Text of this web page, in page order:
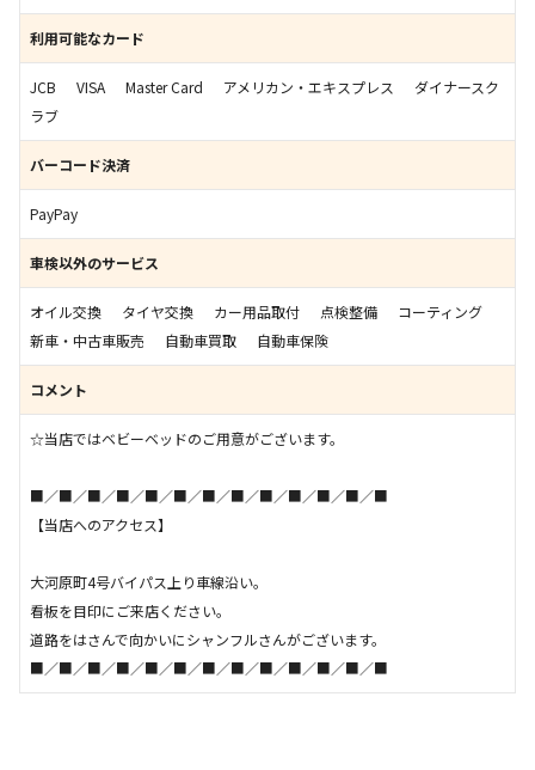
利用可能なカード
JCB VISA Master Card アメリカン・エキスプレス
ダイナースク
ラブ
バーコード決済
PayPay
車検以外のサービス
オイル交換 タイヤ交換 カー用品取付 点検整備
コーティング
新車・中古車販売
自動車買取 自動車保険
コメント
☆当店ではベビーベッドのご用意がございます。
■／■／■／■／■／■／■／■／■／■／■／■／■
【当店へのアクセス】
大河原町4号バイパス上り車線沿い。
看板を目印にご来店ください。
道路をはさんで向かいにシャンフルさんがございます。
■／■／■／■／■／■／■／■／■／■／■／■／■